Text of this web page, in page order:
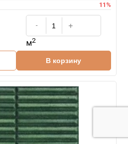
11%
м2
В корзину